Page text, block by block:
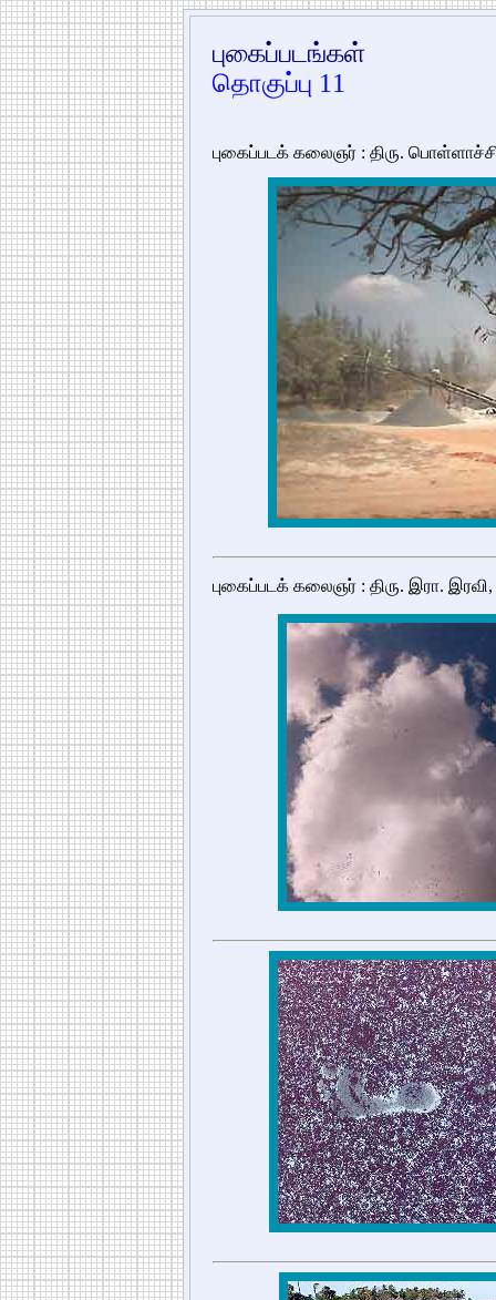
புகைப்படங்கள்
தொகுப்பு 11
புகைப்படக் கலைஞர் : திரு.
புகைப்படக் கலைஞர் : திரு. இரா. இரவி,